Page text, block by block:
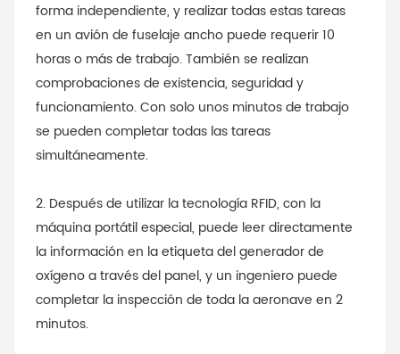
forma independiente, y realizar todas estas tareas
en un avión de fuselaje ancho puede requerir 10
horas o más de trabajo. También se realizan
comprobaciones de existencia, seguridad y
funcionamiento. Con solo unos minutos de trabajo
se pueden completar todas las tareas
simultáneamente.
2. Después de utilizar la tecnología RFID, con la
máquina portátil especial, puede leer directamente
la información en la etiqueta del generador de
oxígeno a través del panel, y un ingeniero puede
completar la inspección de toda la aeronave en 2
minutos.